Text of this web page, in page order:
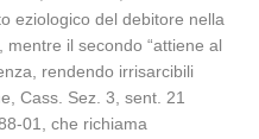
eziologico del debitore nella
mentre il secondo “attiene al
rendendo irrisarcibili
Cass. Sez. 3, sent. 21
01, che richiama